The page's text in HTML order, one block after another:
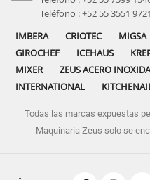
Teléfono : +52 55 3551 9721
IMBERA
CRIOTEC MIGSA
GIROCHEF
ICEHAUS
MIXER
ZEUS ACERO
INTERNATIONAL
Todas las marcas expuestas
Maquinaria Zeus solo se